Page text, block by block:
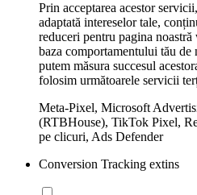
Prin acceptarea acestor
adaptată intereselor tale,
reduceri pentru pagina
baza comportamentului tău
putem măsura succesul
folosim următoarele servicii
Meta-Pixel, Microsoft
(RTBHouse), TikTok Pixel,
pe clicuri, Ads Defender
Conversion Tracking extins